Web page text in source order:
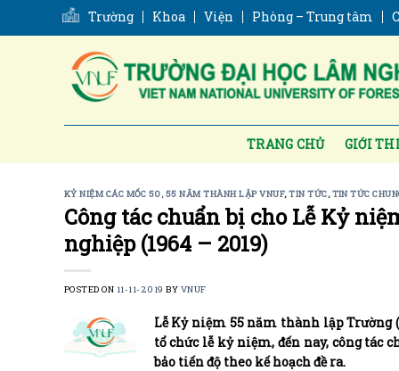
Trường Khoa Viện Phòng – Trung tâm
TRANG CHỦ GIỚI
KỶ NIỆM CÁC MỐC 50, 55 NĂM THÀNH LẬP VNUF,TIN TỨC,TIN TỨC
Công tác chuẩn bị cho Lễ Kỷ
nghiệp (1964 – 2019)
POSTED ON 11-11-2019 BY VNUF
Lễ Kỷ niệm 55 năm thành lập Trường
tổ chức lễ kỷ niệm, đến nay, công tác
bảo tiến độ theo kế hoạch đề ra.